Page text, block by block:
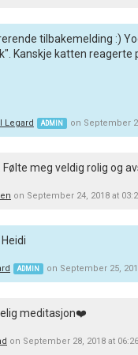
tilbakemelding :)
Kanskje katten reagerte
Legard ADMIN on September
meg veldig rolig og
on September 24, 2018 at
ADMIN on September 25,
meditasjon❤️
on September 28, 2018 at